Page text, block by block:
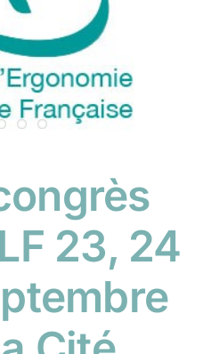
23, 24